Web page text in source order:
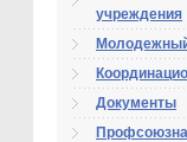
учреждения
Документы